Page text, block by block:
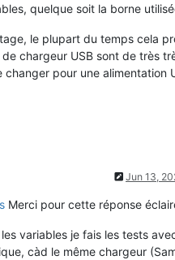
quelque soit la borne
le plupart du temps cela
chargeur USB sont de très
changer pour une alimentation
Jun 13,
Merci pour cette réponse
variables je fais les tests
càd le même chargeur